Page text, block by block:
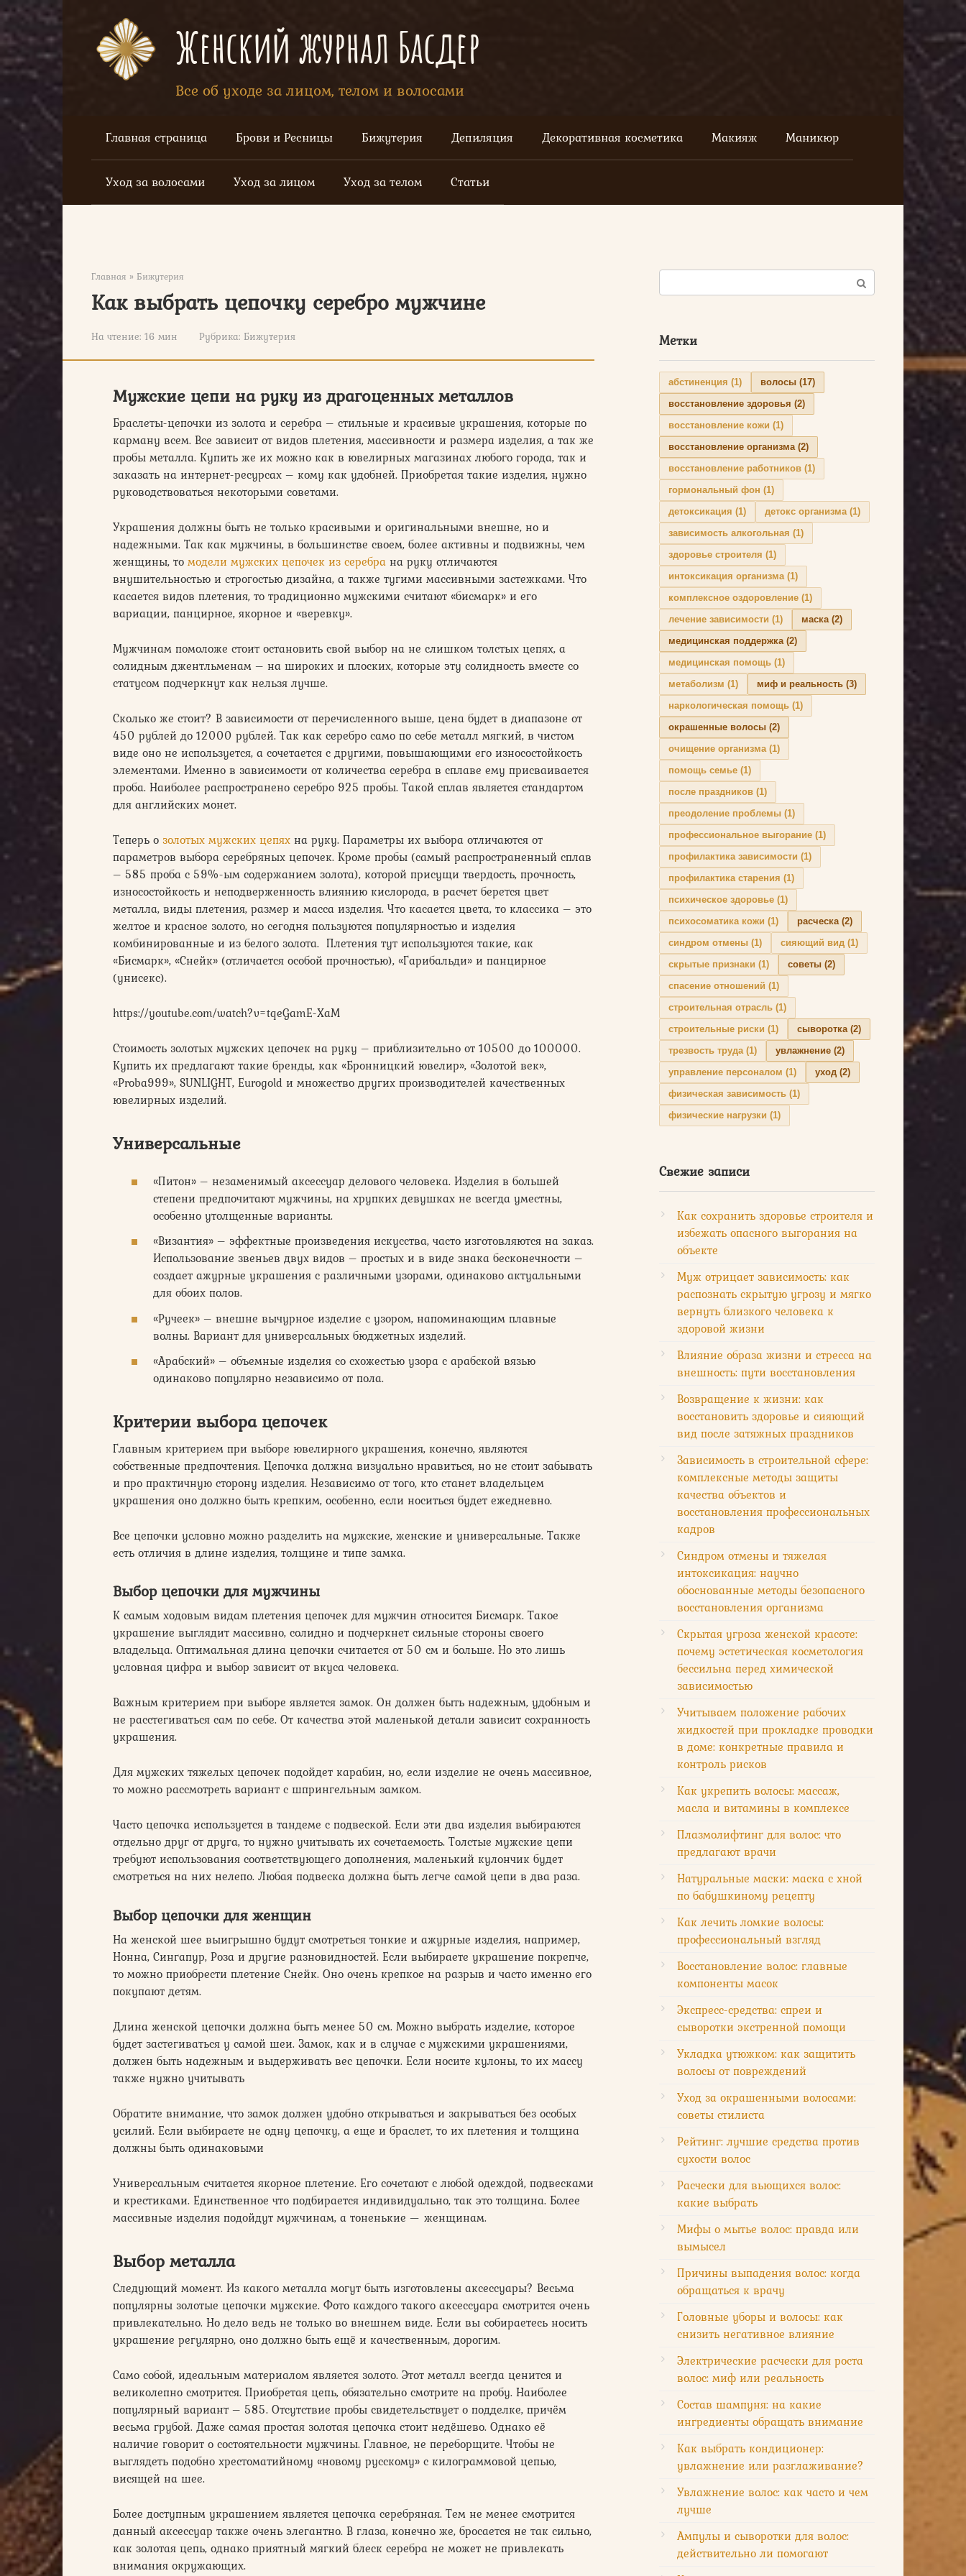
Перейти
к
контенту
Женский журнал Басдер
Все об уходе за лицом, телом и волосами
Главная страница Брови и Ресницы Бижутерия Депиляция Декоративная косметика Макияж Маникюр
Уход за волосами Уход за лицом Уход за телом Статьи
Главная » Бижутерия
Как выбрать цепочку серебро мужчине
На чтение: 16 мин Рубрика: Бижутерия
Мужские цепи на руку из драгоценных металлов
Браслеты-цепочки из золота и серебра – стильные и красивые украшения, которые по
карману всем. Все зависит от видов плетения, массивности и размера изделия, а так же
пробы металла. Купить же их можно как в ювелирных магазинах любого города, так и
заказать на интернет-ресурсах – кому как удобней. Приобретая такие изделия, нужно
руководствоваться некоторыми советами.
Украшения должны быть не только красивыми и оригинальными внешне, но и
надежными. Так как мужчины, в большинстве своем, более активны и подвижны, чем
женщины, то модели мужских цепочек из серебра на руку отличаются
внушительностью и строгостью дизайна, а также тугими массивными застежками. Что
касается видов плетения, то традиционно мужскими считают «бисмарк» и его
вариации, панцирное, якорное и «веревку».
Мужчинам помоложе стоит остановить свой выбор на не слишком толстых цепях, а
солидным джентльменам – на широких и плоских, которые эту солидность вместе со
статусом подчеркнут как нельзя лучше.
Сколько же стоит? В зависимости от перечисленного выше, цена будет в диапазоне от
450 рублей до 12000 рублей. Так как серебро само по себе металл мягкий, в чистом
виде оно не используется, а сочетается с другими, повышающими его износостойкость
элементами. Именно в зависимости от количества серебра в сплаве ему присваивается
проба. Наиболее распространено серебро 925 пробы. Такой сплав является стандартом
для английских монет.
Теперь о золотых мужских цепях на руку. Параметры их выбора отличаются от
параметров выбора серебряных цепочек. Кроме пробы (самый распространенный сплав
– 585 проба с 59%-ым содержанием золота), которой присущи твердость, прочность,
износостойкость и неподверженность влиянию кислорода, в расчет берется цвет
металла, виды плетения, размер и масса изделия. Что касается цвета, то классика – это
желтое и красное золото, но сегодня пользуются популярностью и изделия
комбинированные и из белого золота. Плетения тут используются такие, как
«Бисмарк», «Снейк» (отличается особой прочностью), «Гарибальди» и панцирное
(унисекс).
https://youtube.com/watch?v=tqeGamE-XaM
Стоимость золотых мужских цепочек на руку – приблизительно от 10500 до 100000.
Купить их предлагают такие бренды, как «Бронницкий ювелир», «Золотой век»,
«Proba999», SUNLIGHT, Eurogold и множество других производителей качественных
ювелирных изделий.
Универсальные
«Питон» – незаменимый аксессуар делового человека. Изделия в большей
степени предпочитают мужчины, на хрупких девушках не всегда уместны,
особенно утолщенные варианты.
«Византия» – эффектные произведения искусства, часто изготовляются на заказ.
Использование звеньев двух видов – простых и в виде знака бесконечности –
создает ажурные украшения с различными узорами, одинаково актуальными
для обоих полов.
«Ручеек» – внешне вычурное изделие с узором, напоминающим плавные
волны. Вариант для универсальных бюджетных изделий.
«Арабский» – объемные изделия со схожестью узора с арабской вязью
одинаково популярно независимо от пола.
Критерии выбора цепочек
Главным критерием при выборе ювелирного украшения, конечно, являются
собственные предпочтения. Цепочка должна визуально нравиться, но не стоит забывать
и про практичную сторону изделия. Независимо от того, кто станет владельцем
украшения оно должно быть крепким, особенно, если носиться будет ежедневно.
Все цепочки условно можно разделить на мужские, женские и универсальные. Также
есть отличия в длине изделия, толщине и типе замка.
Выбор цепочки для мужчины
К самым ходовым видам плетения цепочек для мужчин относится Бисмарк. Такое
украшение выглядит массивно, солидно и подчеркнет сильные стороны своего
владельца. Оптимальная длина цепочки считается от 50 см и больше. Но это лишь
условная цифра и выбор зависит от вкуса человека.
Важным критерием при выборе является замок. Он должен быть надежным, удобным и
не расстегиваться сам по себе. От качества этой маленькой детали зависит сохранность
украшения.
Для мужских тяжелых цепочек подойдет карабин, но, если изделие не очень массивное,
то можно рассмотреть вариант с шпрингельным замком.
Часто цепочка используется в тандеме с подвеской. Если эти два изделия выбираются
отдельно друг от друга, то нужно учитывать их сочетаемость. Толстые мужские цепи
требуют использования соответствующего дополнения, маленький кулончик будет
смотреться на них нелепо. Любая подвеска должна быть легче самой цепи в два раза.
Выбор цепочки для женщин
На женской шее выигрышно будут смотреться тонкие и ажурные изделия, например,
Нонна, Сингапур, Роза и другие разновидностей. Если выбираете украшение покрепче,
то можно приобрести плетение Снейк. Оно очень крепкое на разрыв и часто именно его
покупают детям.
Длина женской цепочки должна быть менее 50 см. Можно выбрать изделие, которое
будет застегиваться у самой шеи. Замок, как и в случае с мужскими украшениями,
должен быть надежным и выдерживать вес цепочки. Если носите кулоны, то их массу
также нужно учитывать
Обратите внимание, что замок должен удобно открываться и закрываться без особых
усилий. Если выбираете не одну цепочку, а еще и браслет, то их плетения и толщина
должны быть одинаковыми
Универсальным считается якорное плетение. Его сочетают с любой одеждой, подвесками
и крестиками. Единственное что подбирается индивидуально, так это толщина. Более
массивные изделия подойдут мужчинам, а тоненькие — женщинам.
Выбор металла
Следующий момент. Из какого металла могут быть изготовлены аксессуары? Весьма
популярны золотые цепочки мужские. Фото каждого такого аксессуара смотрится очень
привлекательно. Но дело ведь не только во внешнем виде. Если вы собираетесь носить
украшение регулярно, оно должно быть ещё и качественным, дорогим.
Само собой, идеальным материалом является золото. Этот металл всегда ценится и
великолепно смотрится. Приобретая цепь, обязательно смотрите на пробу. Наиболее
популярный вариант – 585. Отсутствие пробы свидетельствует о подделке, причём
весьма грубой. Даже самая простая золотая цепочка стоит недёшево. Однако её
наличие говорит о состоятельности мужчины. Главное, не переборщите. Чтобы не
выглядеть подобно хрестоматийному «новому русскому» с килограммовой цепью,
висящей на шее.
Более доступным украшением является цепочка серебряная. Тем не менее смотрится
данный аксессуар также очень элегантно. В глаза, конечно же, бросается не так сильно,
как золотая цепь, однако приятный мягкий блеск серебра не может не привлекать
внимания окружающих.
Поиск:
Метки
абстиненция (1) волосы (17)
восстановление здоровья (2)
восстановление кожи (1)
восстановление организма(2)
восстановление работников (1)
гормональный фон (1)
детоксикация (1) детокс организма(1)
зависимость алкогольная (1)
здоровье строителя (1)
интоксикация организма(1)
комплексное оздоровление (1)
лечение зависимости (1) маска(2)
медицинская поддержка(2)
медицинская помощь (1)
метаболизм (1) миф и реальность (3)
наркологическая помощь (1)
окрашенные волосы (2)
очищение организма(1)
помощь семье (1)
после праздников (1)
преодоление проблемы (1)
профессиональное выгорание (1)
профилактика зависимости (1)
профилактика старения (1)
психическое здоровье (1)
психосоматика кожи (1) расческа(2)
синдром отмены (1) сияющий вид (1)
скрытые признаки (1) советы (2)
спасение отношений (1)
строительная отрасль (1)
строительные риски (1) сыворотка(2)
трезвость труда(1) увлажнение (2)
управление персоналом (1) уход (2)
физическая зависимость (1)
физические нагрузки (1)
Свежие записи
Как сохранить здоровье строителя и
избежать опасного выгорания на
объекте
Муж отрицает зависимость: как
распознать скрытую угрозу и мягко
вернуть близкого человека к
здоровой жизни
Влияние образа жизни и стресса на
внешность: пути восстановления
Возвращение к жизни: как
восстановить здоровье и сияющий
вид после затяжных праздников
Зависимость в строительной сфере:
комплексные методы защиты
качества объектов и
восстановления профессиональных
кадров
Синдром отмены и тяжелая
интоксикация: научно
обоснованные методы безопасного
восстановления организма
Скрытая угроза женской красоте:
почему эстетическая косметология
бессильна перед химической
зависимостью
Учитываем положение рабочих
жидкостей при прокладке проводки
в доме: конкретные правила и
контроль рисков
Как укрепить волосы: массаж,
масла и витамины в комплексе
Плазмолифтинг для волос: что
предлагают врачи
Натуральные маски: маска с хной
по бабушкиному рецепту
Как лечить ломкие волосы:
профессиональный взгляд
Восстановление волос: главные
компоненты масок
Экспресс-средства: спреи и
сыворотки экстренной помощи
Укладка утюжком: как защитить
волосы от повреждений
Уход за окрашенными волосами:
советы стилиста
Рейтинг: лучшие средства против
сухости волос
Расчески для вьющихся волос:
какие выбрать
Мифы о мытье волос: правда или
вымысел
Причины выпадения волос: когда
обращаться к врачу
Головные уборы и волосы: как
снизить негативное влияние
Электрические расчески для роста
волос: миф или реальность
Состав шампуня: на какие
ингредиенты обращать внимание
Как выбрать кондиционер:
увлажнение или разглаживание?
Увлажнение волос: как часто и чем
лучше
Ампулы и сыворотки для волос:
действительно ли помогают